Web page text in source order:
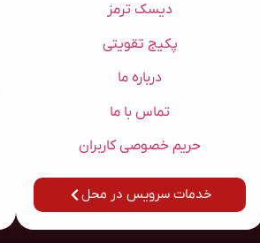
دیسک ترمز
پکیج تقویتی
درباره ما
تماس با ما
حریم خصوصی کاربران
خدمات سرویس در محل